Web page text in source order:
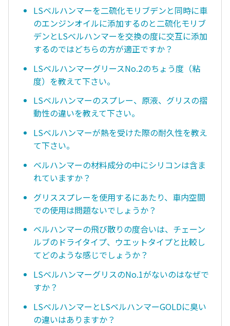
LSベルハンマーを二硫化モリブデンと同時に車
のエンジンオイルに添加するのと二硫化モリブ
デンとLSべルハンマーを交換の度に交互に添加
するのではどちらの方が適正ですか？
LSベルハンマーグリースNo.2のちょう度（粘
度）を教えて下さい。
LSベルハンマーのスプレー、原液、グリスの摺
動性の違いを教えて下さい。
LSベルハンマーが熱を受けた際の耐久性を教え
て下さい。
ベルハンマーの材料成分の中にシリコンは含ま
れていますか？
グリススプレーを使用するにあたり、車内空間
での使用は問題ないでしょうか？
ベルハンマーの飛び散りの度合いは、チェーン
ルブのドライタイプ、ウエットタイプと比較し
てどのような感じでしょうか？
LSベルハンマーグリスのNo.1がないのはなぜで
すか？
LSベルハンマーとLSベルハンマーGOLDに臭い
の違いはありますか？